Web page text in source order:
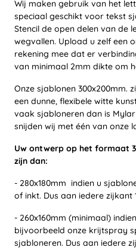
Wij maken gebruik van het
speciaal geschikt voor tekst
Stencil de open delen van de
wegvallen. Upload u zelf een
rekening mee dat er
van minimaal 2mm dikte om
Onze sjablonen 300x200mm.
een dunne, flexibele witte
vaak sjabloneren dan is
snijden wij met één van onze
Uw ontwerp op het formaat
zijn dan:
- 280x180mm indien u
of inkt. Dus aan iedere zijkant
- 260x160mm (minimaal)
bijvoorbeeld onze krijtspray
sjabloneren. Dus aan iedere